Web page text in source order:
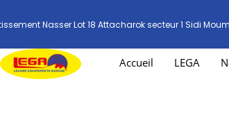
Nasser Lot 18 Attacharok secteur 1 Sidi
Accueil LEGA